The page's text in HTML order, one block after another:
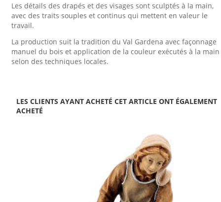
Les détails des drapés et des visages sont sculptés à la main,
avec des traits souples et continus qui mettent en valeur le
travail.
La production suit la tradition du Val Gardena avec façonnage
manuel du bois et application de la couleur exécutés à la main
selon des techniques locales.
LES CLIENTS AYANT ACHETÉ CET ARTICLE ONT ÉGALEMENT
ACHETÉ